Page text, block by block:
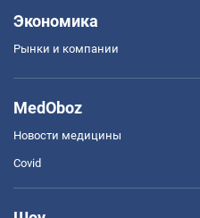
Экономика
Рынки и компании
MedOboz
Новости медицины
Covid